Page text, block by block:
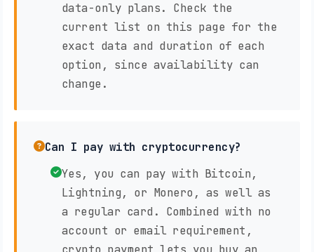
data-only plans. Check the
current list on this page for the
exact data and duration of each
option, since availability can
change.
Can I pay with cryptocurrency?
Yes, you can pay with Bitcoin,
Lightning, or Monero, as well as
a regular card. Combined with no
account or email requirement,